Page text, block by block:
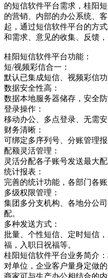
的短信软件平台需求，桂阳
的营销、内部的办公系统、
起，通过短信软件平台的方
和需求、意见的收集、反馈
桂阳短信软件平台功能：
短/视频彩信合一：
默认已集成短信、视频彩信
数据安全性高：
数据本地服务器储存，安全
登录操作：
移动办公、多点登录、无需安
财务清晰：
可绑定多序列号、分账管理
配额灵活管理：
灵活分配各子账号发送最大配
统计报表：
完善的统计功能，各部门各
多级权限管理：
集团多分支机构、各地分公
配。
多种发送方式：
批量、个性短信、定时短信
福，入职日祝福等。
桂阳短信软件平台业务简介
对单位，企业客户量身定做
商家可与生产办公相结合的内